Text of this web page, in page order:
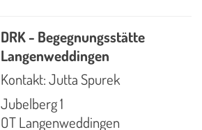
DRK - Begegnungsstätte
Langenweddingen
Kontakt: Jutta Spurek
Jubelberg 1
OT Langenweddingen